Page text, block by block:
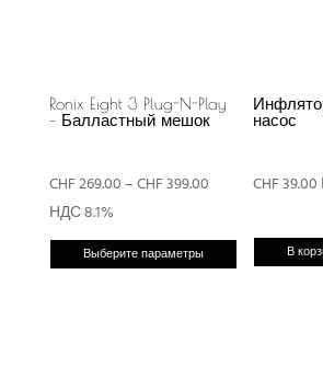
Ronix Eight 3 Plug-N-Play
– Балластный мешок
CHF269.00 – CHF399.00Диапазон
CHF 269.00
–
НДС 8.1%
Выберите параметры
Этот
товар
насос
CHF39.00
В